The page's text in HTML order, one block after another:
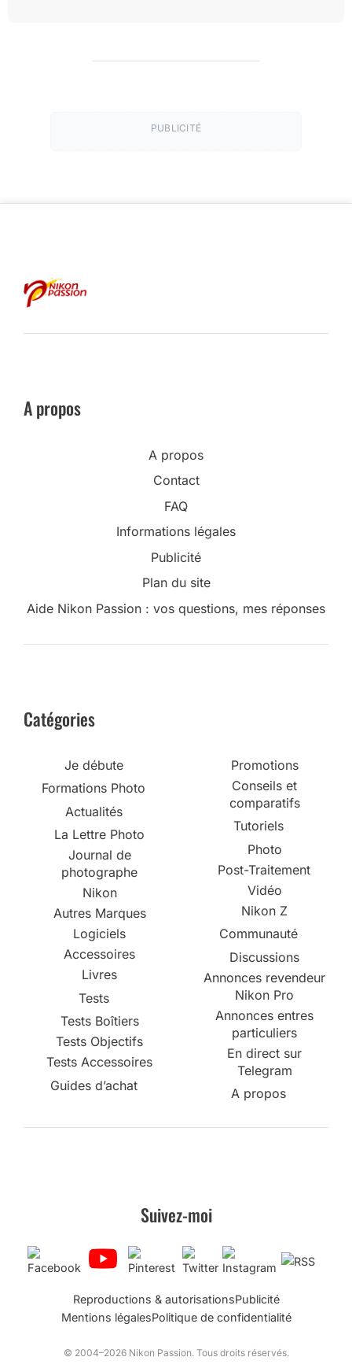
PUBLICITÉ
A propos
A propos
Contact
FAQ
Informations légales
Publicité
Plan du site
Aide Nikon Passion : vos questions, mes réponses
Catégories
Je débute
Formations Photo
Actualités
La Lettre Photo
Journal de
photographe
Nikon
Autres Marques
Logiciels
Accessoires
Livres
Tests
Tests Boîtiers
Tests Objectifs
Tests Accessoires
Guides d’achat
Promotions
Conseils et
comparatifs
Tutoriels
Photo
Post-Traitement
Vidéo
Nikon Z
Communauté
Discussions
Annonces revendeur
Nikon Pro
Annonces entres
particuliers
En direct sur
Telegram
A propos
Suivez-moi
Reproductions & autorisationsPublicité
Mentions légalesPolitique de confidentialité
© 2004–2026 Nikon Passion. Tous droits réservés.